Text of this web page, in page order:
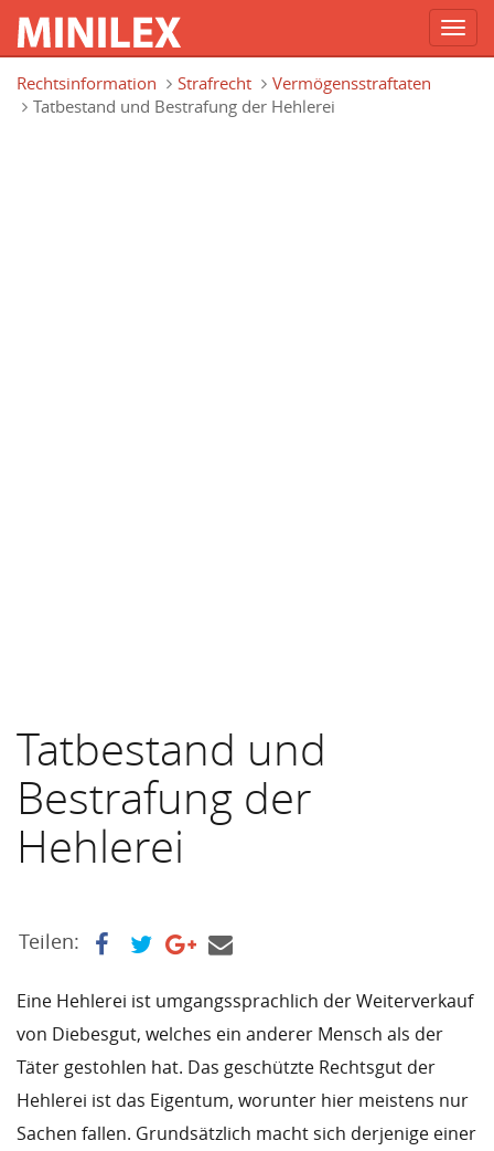
Rechtsinformation
Strafrecht
Vermögensstraftaten
Tatbestand und Bestrafung der Hehlerei
Tatbestand und
Bestrafung der
Hehlerei
Teilen:
Eine Hehlerei ist umgangssprachlich der Weiterverkauf
von Diebesgut, welches ein anderer Mensch als der
Täter gestohlen hat. Das geschützte Rechtsgut der
Hehlerei ist das Eigentum, worunter hier meistens nur
Sachen fallen. Grundsätzlich macht sich derjenige einer